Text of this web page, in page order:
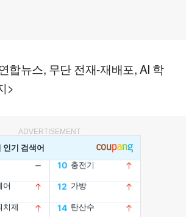
합뉴스, 무단 전재-재배포, AI 학
>
ADVERTISEMENT